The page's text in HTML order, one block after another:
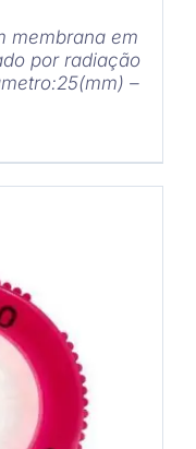
membrana em
por radiação
–